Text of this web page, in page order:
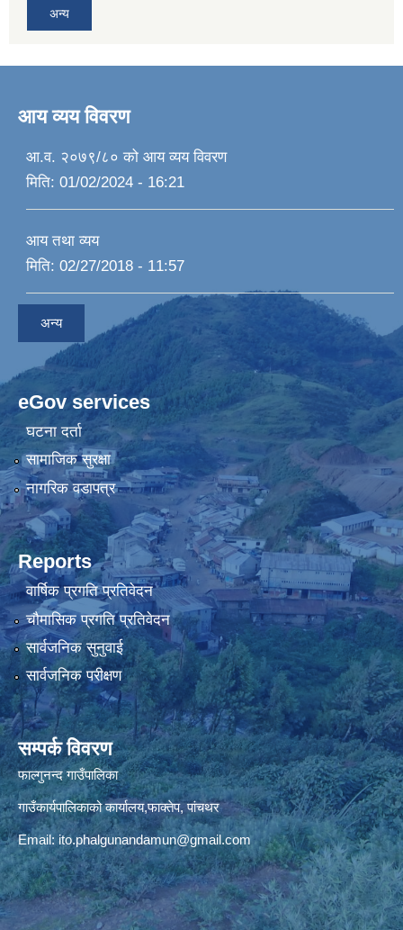
अन्य
आय व्यय विवरण
आ.व. २०७९/८० को आय व्यय विवरण
मिति: 01/02/2024 - 16:21
आय तथा व्यय
मिति: 02/27/2018 - 11:57
अन्य
eGov services
घटना दर्ता
सामाजिक सुरक्षा
नागरिक वडापत्र
Reports
वार्षिक प्रगति प्रतिवेदन
चौमासिक प्रगति प्रतिवेदन
सार्वजनिक सुनुवाई
सार्वजनिक परीक्षण
सम्पर्क विवरण
फाल्गुनन्द गाउँपालिका
गाउँकार्यपालिकाको कार्यालय,फाक्तेप, पांचथर
Email: ito.phalgunandamun@gmail.com